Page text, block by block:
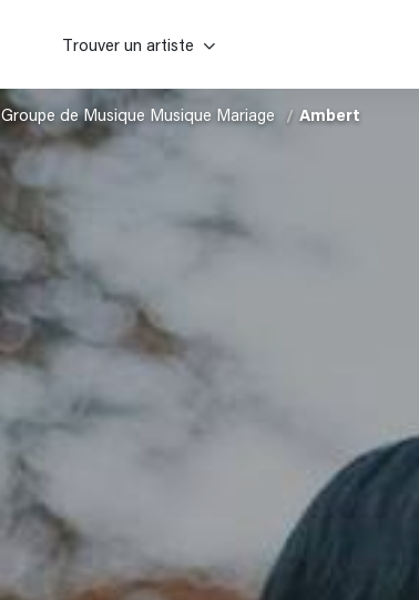
Trouver un artiste
Groupe de Musique Musique Mariage Ambert